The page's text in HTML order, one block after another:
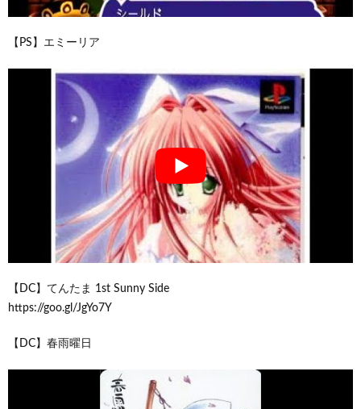
【PS】エミーリア
【DC】てんたま 1st Sunny Side
https://goo.gl/JgYo7Y
【DC】春雨曜日